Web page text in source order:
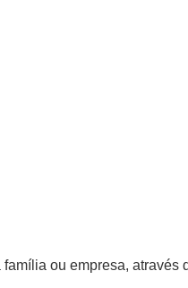
ou empresa,